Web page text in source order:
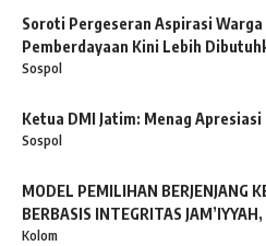
Soroti Pergeseran Aspirasi
Pemberdayaan Kini Lebih
Sospol
Ketua DMI Jatim: Menag
Sospol
MODEL PEMILIHAN BERJENJANG
BERBASIS INTEGRITAS
Kolom